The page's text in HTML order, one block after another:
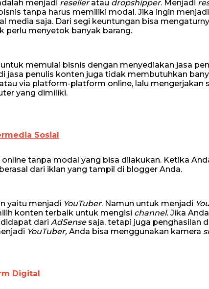
menjadi reselleratau dropshipper. Menjadi
tanpa harus memiliki modal. Jika ingin menjadi
media saja. Dari segi keuntungan bisa
perlu menyetok banyak barang.
memulai bisnis dengan menyediakan jasa
jasa penulis konten juga tidak membutuhkan
via platform-platform online, lalu mengerjakan
yang dimiliki.
Sosial
tanpa modal yang bisa dilakukan. Ketika
dari iklan yang tampil di blogger Anda.
yaitu menjadi YouTuber. Namun untuk menjadi
konten terbaik untuk mengisi channel. Jika
dari AdSensesaja, tetapi juga penghasilan
YouTuber, Anda bisa menggunakan kamera
Digital